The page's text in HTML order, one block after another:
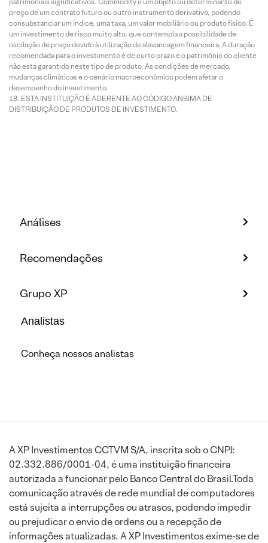
preço de um contrato futuro ou outro instrumento derivativo, podendo
consubstanciar um índice, uma taxa, um valor mobiliário ou produto físico. É
um investimento de risco muito alto, que contempla a possibilidade de
oscilação de preço devido à utilização de alavancagem financeira. A duração
recomendada para o investimento é de curto prazo e o patrimônio do cliente
não está garantido neste tipo de produto. As condições de mercado,
mudanças climáticas e o cenário macroeconômico podem afetar o
desempenho do investimento.
ESTA INSTITUIÇÃO É ADERENTE AO CÓDIGO ANBIMA DE
DISTRIBUIÇÃO DE PRODUTOS DE INVESTIMENTO.
Análises
Recomendações
Grupo XP
Analistas
Conheça nossos analistas
A XP Investimentos CCTVM S/A, inscrita sob o CNPJ:
02.332.886/0001-04, é uma instituição financeira
autorizada a funcionar pelo Banco Central do Brasil.Toda
comunicação através de rede mundial de computadores
está sujeita a interrupções ou atrasos, podendo impedir
ou prejudicar o envio de ordens ou a recepção de
informações atualizadas. A XP Investimentos exime-se de